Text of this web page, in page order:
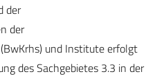
der
der
und Institute erfolgt
des Sachgebietes 3.3 in der